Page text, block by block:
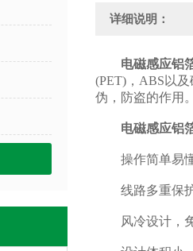
详细说明：
电磁感应铝
(PET)，ABS以
伪，防盗的作用
电磁感应铝
操作简单易懂
线路多重保护
风冷设计，免